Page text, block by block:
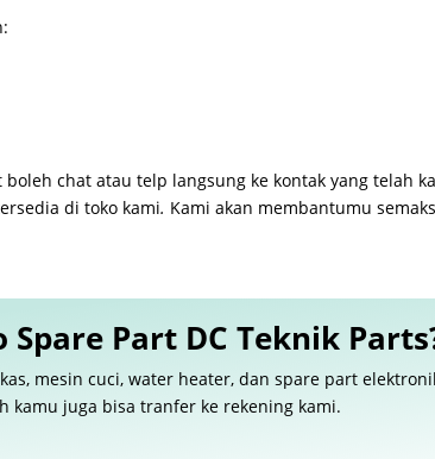
chat atau telp langsung ke kontak yang telah
di toko kami. Kami akan membantumu
Part DC Teknik
mesin cuci, water heater, dan spare part
kamu juga bisa tranfer ke rekening kami.